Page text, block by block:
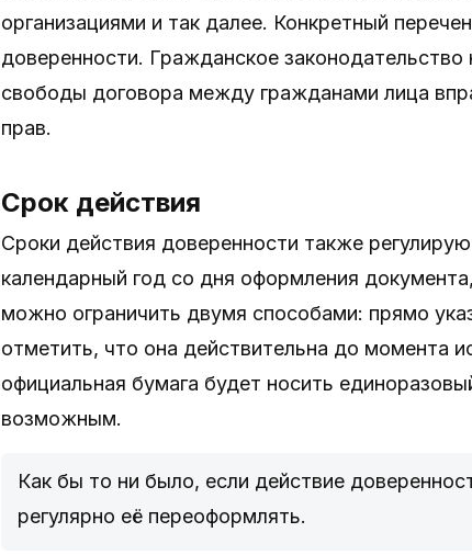
организациями и так далее. Конкретный
доверенности. Гражданское
свободы договора между гражданами лица
прав.
Срок действия
Сроки действия доверенности также
календарный год со дня оформления
можно ограничить двумя способами: прямо
отметить, что она действительна до момента
официальная бумага будет носить
возможным.
Как бы то ни было, если действие
регулярно её переоформлять.